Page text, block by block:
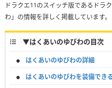
ドラクエ11のスイッチ版であるドラ
わ」の情報を詳しく掲載しています。
▼はくあいのゆびわの目次
はくあいのゆびわの詳細
はくあいのゆびわを装備でき